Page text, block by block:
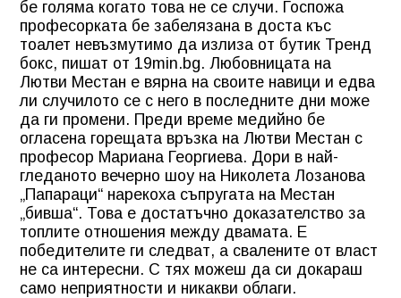
бе голяма когато това не се случи. Госпожа
професорката бе забелязана в доста къс
тоалет невъзмутимо да излиза от бутик Тренд
бокс, пишат от 19min.bg. Любовницата на
Лютви Местан е вярна на своите навици и едва
ли случилото се с него в последните дни може
да ги промени. Преди време медийно бе
огласена горещата връзка на Лютви Местан с
професор Мариана Георгиева. Дори в най-
гледаното вечерно шоу на Николета Лозанова
„Папараци“ нарекоха съпругата на Местан
„бивша“. Това е достатъчно доказателство за
топлите отношения между двамата. Е
победителите ги следват, а свалените от власт
не са интересни. С тях можеш да си докараш
само неприятности и никакви облаги.